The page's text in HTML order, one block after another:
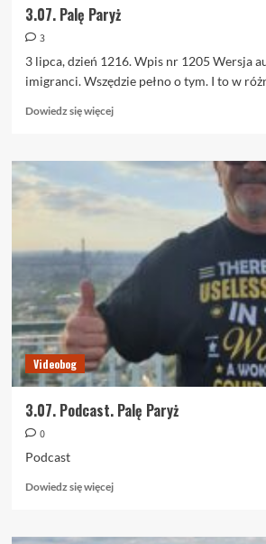
3.07. Palę Paryż
3
3 lipca, dzień 1216. Wpis nr 1205 Wersja
imigranci. Wszędzie pełno o tym. I to w
Dowiedz się więcejDowiedz
o
3.07.
Palę
Videobog
3.07. Podcast. Palę Paryż
0
Podcast
Dowiedz się więcejDowiedz
o